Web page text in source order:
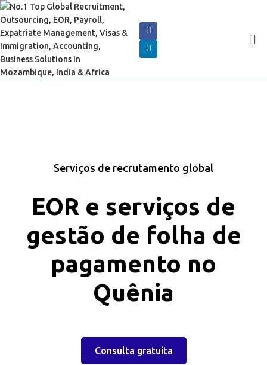
Serviços de recrutamento global
EOR e serviços de
gestão de folha de
pagamento no
Quênia
Consulta gratuita